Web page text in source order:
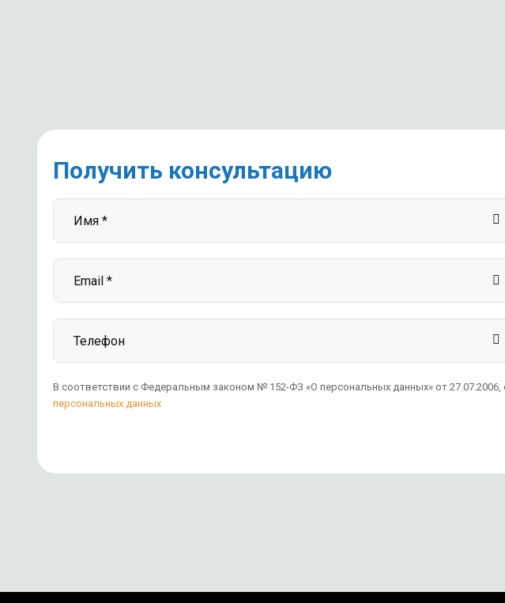
Получить консультацию
В соответствии с Федеральным законом № 152-ФЗ «О персональных данных» от
персональных данных